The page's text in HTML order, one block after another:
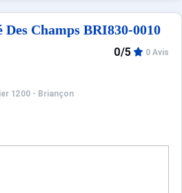
Champs BRI830-0010
1200 - Briançon
0/5 0 Avis